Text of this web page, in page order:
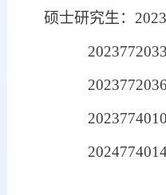
硕士研究生 ：
2023772033